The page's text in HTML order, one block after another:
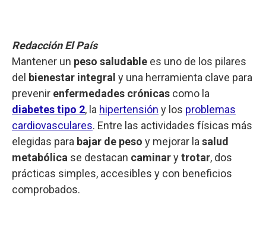
Redacción El País
Mantener un peso saludable es uno de los pilares
del bienestar integral y una herramienta clave para
prevenir enfermedades crónicas como la
diabetes tipo 2, la hipertensión y los problemas
cardiovasculares. Entre las actividades físicas más
elegidas para bajar de peso y mejorar la salud
metabólica se destacan caminarytrotar, dos
prácticas simples, accesibles y con beneficios
comprobados.